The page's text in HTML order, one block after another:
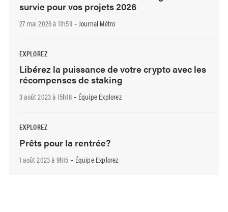
survie pour vos projets 2026
27 mai 2026 à 11h59- Journal Métro
EXPLOREZ
Libérez la puissance de votre crypto avec les
récompenses de staking
3 août 2023 à 15h18- Équipe Explorez
EXPLOREZ
Prêts pour la rentrée?
1 août 2023 à 9h15 - Équipe Explorez